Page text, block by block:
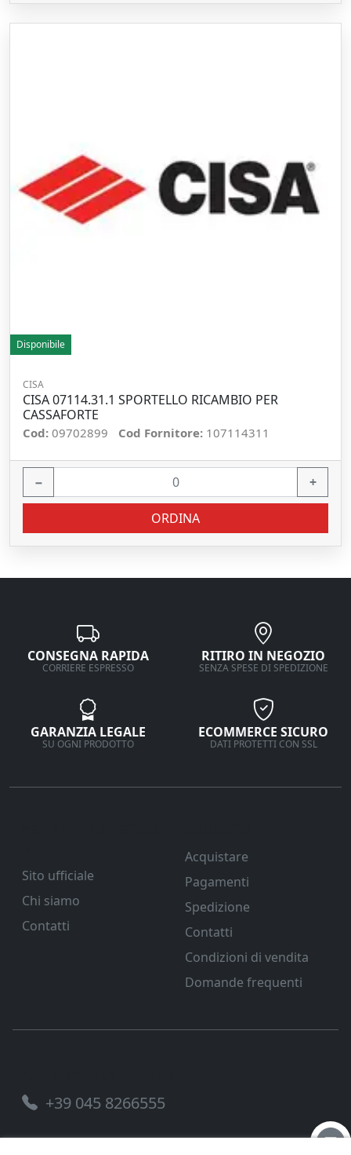
Disponibile
CISA
CISA 07114.31.1 SPORTELLO RICAMBIO PER
CASSAFORTE
Cod: 09702899 Cod Fornitore: 107114311
− +
ORDINA
CONSEGNA RAPIDA
CORRIERE ESPRESSO
RITIRO IN NEGOZIO
SENZA SPESE DI SPEDIZIONE
GARANZIA LEGALE
SU OGNI PRODOTTO
ECOMMERCE SICURO
DATI PROTETTI CON SSL
Sito ufficiale
Chi siamo
Contatti
Acquistare
Pagamenti
Spedizione
Contatti
Condizioni di vendita
Domande frequenti
+39 045 8266555